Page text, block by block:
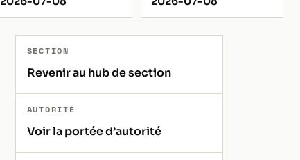
SECTION
Revenir au hub de section
AUTORITÉ
Voir la portée d’autorité